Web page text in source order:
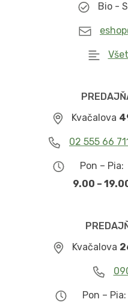
Bio -
Kvačalova
02 555 66
Pon – Pia:
9.00 –
Kvačalova
Pon – Pia: